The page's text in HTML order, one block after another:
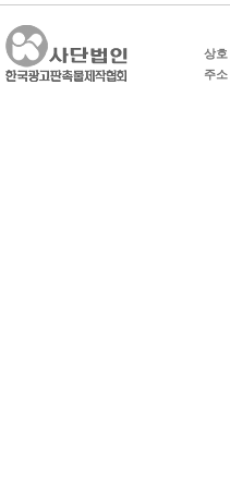
상호
주소